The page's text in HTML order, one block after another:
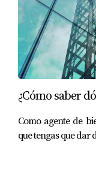
¿Cómo saber
Como agente de
que tengas que dar